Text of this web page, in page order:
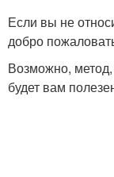
Если вы не
добро
Возможно,
будет вам